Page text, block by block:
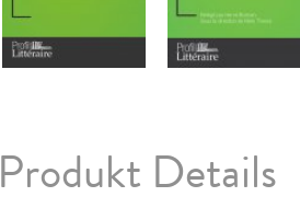
Produkt Details